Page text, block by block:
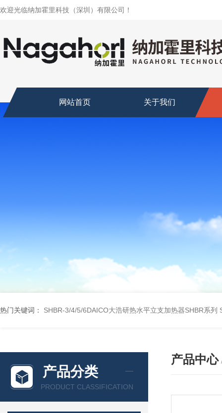
欢迎光临纳加霍里科技（深圳）有限公司！
网站首页 关于我们
热门关键词： SHBR-3/4/5/6DAICO大浩研热水平立支加热器SHBR系列
产品分类
PRODUCT CLASSIFICATION
产品中心